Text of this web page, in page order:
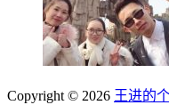
Copyright © 2026 王进的